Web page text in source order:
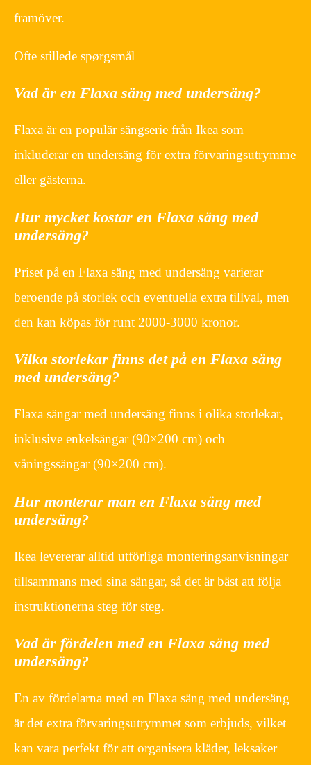
framöver.
Ofte stillede spørgsmål
Vad är en Flaxa säng med undersäng?
Flaxa är en populär sängserie från Ikea som
inkluderar en undersäng för extra förvaringsutrymme
eller gästerna.
Hur mycket kostar en Flaxa säng med
undersäng?
Priset på en Flaxa säng med undersäng varierar
beroende på storlek och eventuella extra tillval, men
den kan köpas för runt 2000-3000 kronor.
Vilka storlekar finns det på en Flaxa säng
med undersäng?
Flaxa sängar med undersäng finns i olika storlekar,
inklusive enkelsängar (90×200 cm) och
våningssängar (90×200 cm).
Hur monterar man en Flaxa säng med
undersäng?
Ikea levererar alltid utförliga monteringsanvisningar
tillsammans med sina sängar, så det är bäst att följa
instruktionerna steg för steg.
Vad är fördelen med en Flaxa säng med
undersäng?
En av fördelarna med en Flaxa säng med undersäng
är det extra förvaringsutrymmet som erbjuds, vilket
kan vara perfekt för att organisera kläder, leksaker